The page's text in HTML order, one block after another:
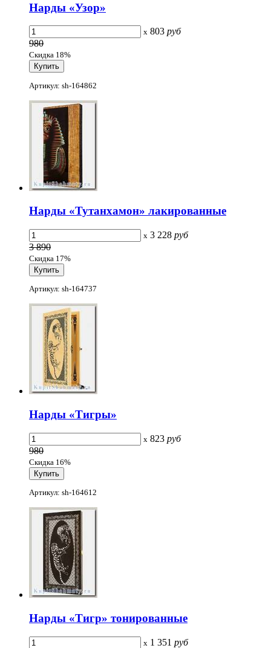
Нарды «Узор»
x 803 руб
980
Скидка 18%
Артикул: sh-164862
Нарды «Тутанхамон» лакированные
x 3 228 руб
3 890
Скидка 17%
Артикул: sh-164737
Нарды «Тигры»
x 823 руб
980
Скидка 16%
Артикул: sh-164612
Нарды «Тигр» тонированные
x 1 351 руб